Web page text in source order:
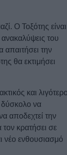
News
Ο Τοξότης είναι
του
την
θα εκτιμήσει
και
δύσκολο να
αποδεχτεί την
κρατήσει σε
νέο ενθουσιασμό